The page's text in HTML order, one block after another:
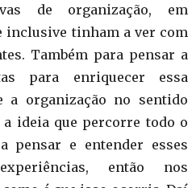
de organização, em
inclusive tinham a ver com
Também para pensar a
para enriquecer essa
a organização no sentido
ideia que percorre todo o
pensar e entender esses
então nos